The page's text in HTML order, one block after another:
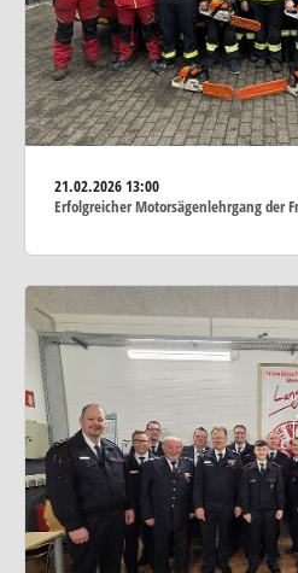
21.02.202613:00
Erfolgreicher Motorsägenlehrgang der